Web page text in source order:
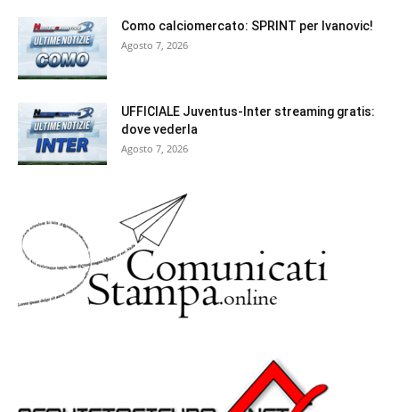
Como calciomercato: SPRINT per Ivanovic!
Agosto 7, 2026
UFFICIALE Juventus-Inter streaming gratis:
dove vederla
Agosto 7, 2026